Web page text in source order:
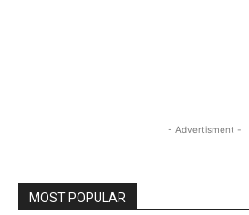
- Advertisment -
MOST POPULAR